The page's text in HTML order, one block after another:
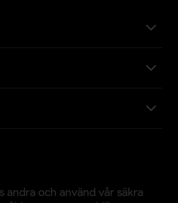
och använd vår säkra